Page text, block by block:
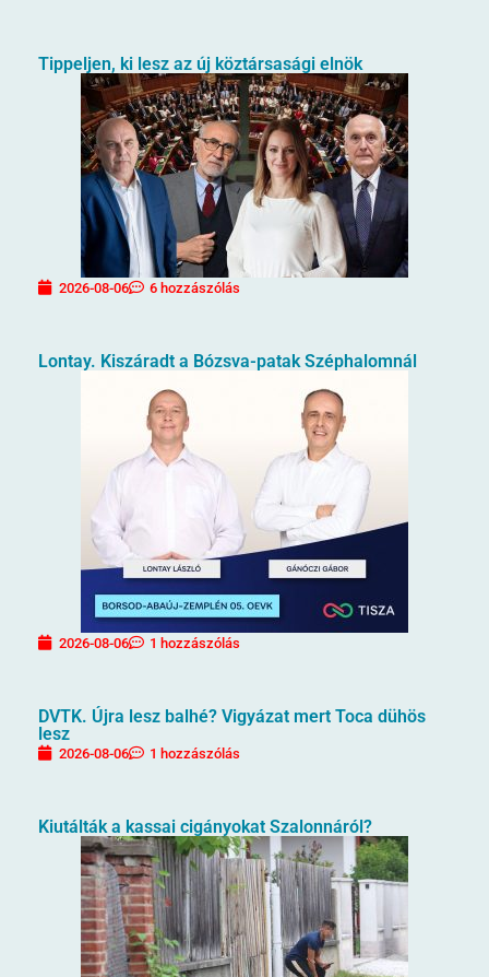
Tippeljen, ki lesz az új köztársasági elnök
2026-08-06 6 hozzászólás
Lontay. Kiszáradt a Bózsva-patak Széphalomnál
2026-08-06 1 hozzászólás
DVTK. Újra lesz balhé? Vigyázat mert Toca dühös
lesz
2026-08-06 1 hozzászólás
Kiutálták a kassai cigányokat Szalonnáról?